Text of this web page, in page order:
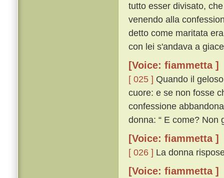
tutto esser divisato,
venendo alla
detto come maritata
con lei s'andava a
[Voice: fiammetta ]
[ 025 ] Quando il
cuore: e se non fosse
confessione
donna: “ E come? Non
[Voice: fiammetta ]
[ 026 ] La donna
[Voice: fiammetta ]